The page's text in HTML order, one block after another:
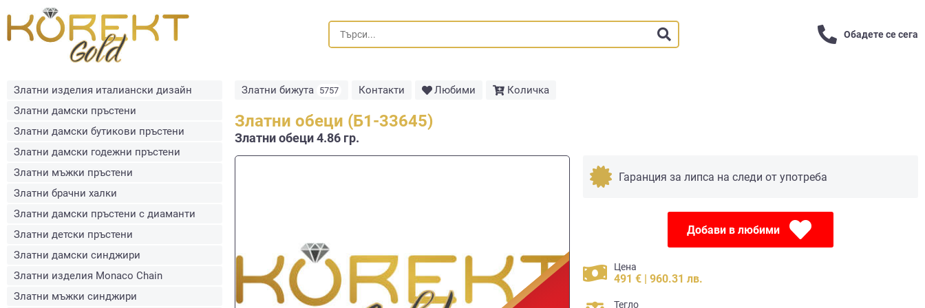
Обадете се сега
Златни изделия италиански дизайн
Златни дамски пръстени
Златни дамски бутикови пръстени
Златни дамски годежни пръстени
Златни мъжки пръстени
Златни брачни халки
Златни дамски пръстени с диаманти
Златни детски пръстени
Златни дамски синджири
Златни изделия Monaco Chain
Златни мъжки синджири
Златни бижута 5757 Контакти Любими Количка
Златни обеци (Б1-33645)
Златни обеци 4.86 гр.
Гаранция за липса на следи от употреба
Добави в любими
Цена
491 € | 960.31 лв.
Тегло